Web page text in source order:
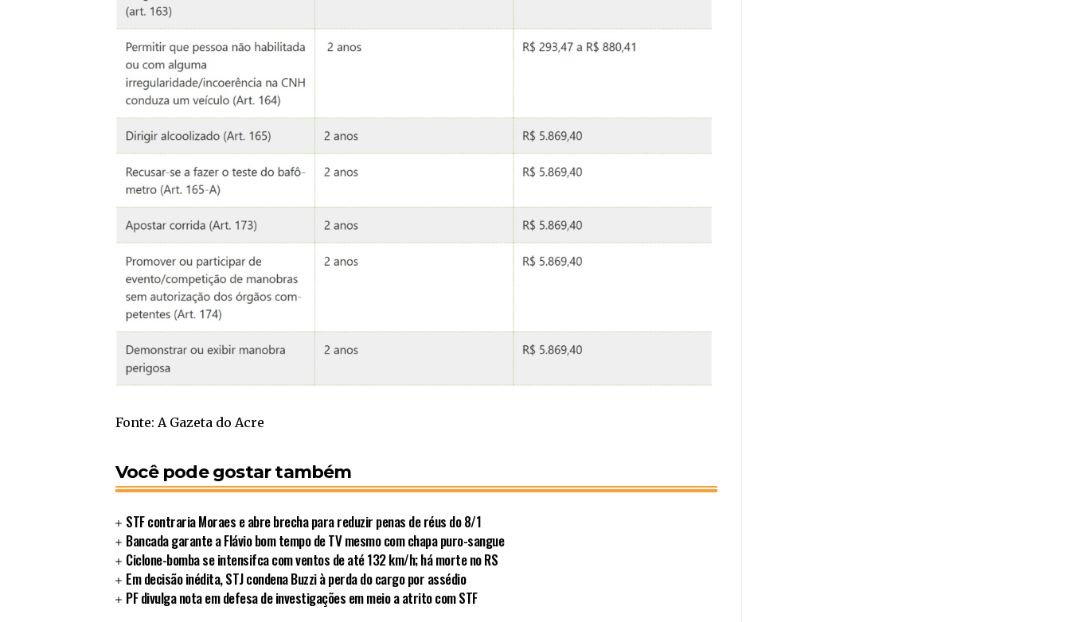
Fonte: A Gazeta do Acre
Você pode gostar também
STF contraria Moraes e abre brecha para reduzir penas de réus do 8/1
Bancada garante a Flávio bom tempo de TV mesmo com chapa puro-sangue
Ciclone-bomba se intensifca com ventos de até 132 km/h; há morte no RS
Em decisão inédita, STJ condena Buzzi à perda do cargo por assédio
PF divulga nota em defesa de investigações em meio a atrito com STF